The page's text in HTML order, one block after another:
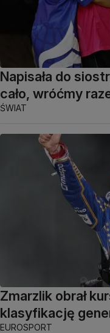
Napisała do
cało, wróćmy
ŚWIAT
Zmarzlik obrał
klasyfikację
EUROSPORT